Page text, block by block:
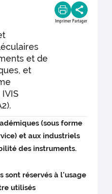
et de
et
Imprimer Partager
(sous forme
et aux industriels
des instruments.
sont réservés à l'usage
utilisés